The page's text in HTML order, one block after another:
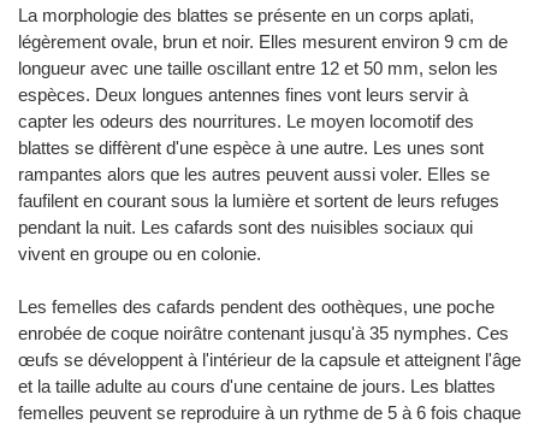
La morphologie des blattes se présente en un corps aplati,
légèrement ovale, brun et noir. Elles mesurent environ 9 cm de
longueur avec une taille oscillant entre 12 et 50 mm, selon les
espèces. Deux longues antennes fines vont leurs servir à
capter les odeurs des nourritures. Le moyen locomotif des
blattes se diffèrent d'une espèce à une autre. Les unes sont
rampantes alors que les autres peuvent aussi voler. Elles se
faufilent en courant sous la lumière et sortent de leurs refuges
pendant la nuit. Les cafards sont des nuisibles sociaux qui
vivent en groupe ou en colonie.
Les femelles des cafards pendent des oothèques, une poche
enrobée de coque noirâtre contenant jusqu'à 35 nymphes. Ces
œufs se développent à l'intérieur de la capsule et atteignent l'âge
et la taille adulte au cours d'une centaine de jours. Les blattes
femelles peuvent se reproduire à un rythme de 5 à 6 fois chaque